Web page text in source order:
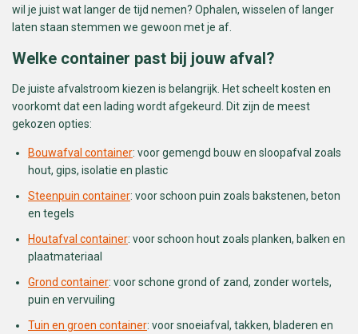
wil je juist wat langer de tijd nemen? Ophalen, wisselen of langer
laten staan stemmen we gewoon met je af.
Welke container past bij jouw afval?
De juiste afvalstroom kiezen is belangrijk. Het scheelt kosten en
voorkomt dat een lading wordt afgekeurd. Dit zijn de meest
gekozen opties:
Bouwafval container: voor gemengd bouw en sloopafval zoals
hout, gips, isolatie en plastic
Steenpuin container: voor schoon puin zoals bakstenen, beton
en tegels
Houtafval container: voor schoon hout zoals planken, balken en
plaatmateriaal
Grond container: voor schone grond of zand, zonder wortels,
puin en vervuiling
Tuin en groen container: voor snoeiafval, takken, bladeren en